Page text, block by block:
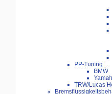
PP-Tuning
BMW
TRW/Lucas